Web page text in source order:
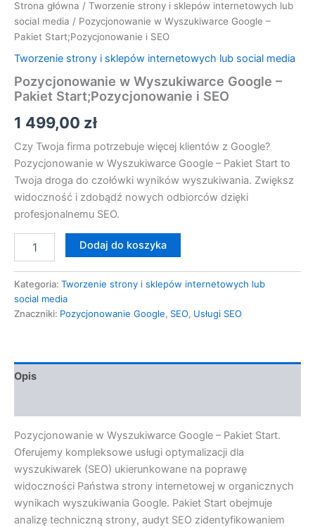
Strona główna / Tworzenie strony i sklepów internetowych lub
social media / Pozycjonowanie w Wyszukiwarce Google –
Pakiet Start;Pozycjonowanie i SEO
Tworzenie strony i sklepów internetowych lub social media
Pozycjonowanie w Wyszukiwarce Google –
Pakiet Start;Pozycjonowanie i SEO
1 499,00 zł
Czy Twoja firma potrzebuje więcej klientów z Google?
Pozycjonowanie w Wyszukiwarce Google – Pakiet Start to
Twoja droga do czołówki wyników wyszukiwania. Zwiększ
widoczność i zdobądź nowych odbiorców dzięki
profesjonalnemu SEO.
Dodaj do koszyka
Kategoria: Tworzenie strony i sklepów internetowych lub
social media
Znaczniki: Pozycjonowanie Google, SEO, Usługi SEO
Opis
Pozycjonowanie w Wyszukiwarce Google – Pakiet Start.
Oferujemy kompleksowe usługi optymalizacji dla
wyszukiwarek (SEO) ukierunkowane na poprawę
widoczności Państwa strony internetowej w organicznych
wynikach wyszukiwania Google. Pakiet Start obejmuje
analizę techniczną strony, audyt SEO zidentyfikowaniem